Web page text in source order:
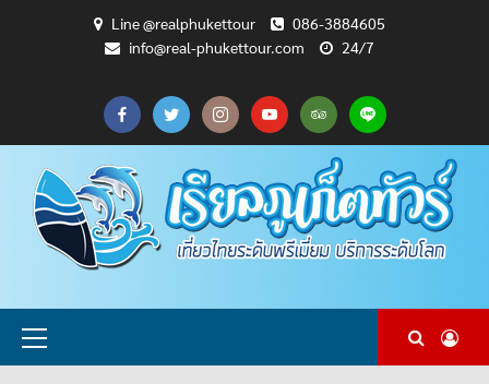
Line @realphukettour
086-3884605
info@real-phukettour.com
24/7
CART
CHECKOUT
MY
ACCOUNT
SAMPLE
PAGE
ทัวร์
ทั้งหมด
บทความ
ท่อง
เที่ยว
ยินดี
ต้อนรับ
สู่
PHUKET
TOUR
เกี่ยว
กับ
เรา
แพ็คเกจ
ทัวร์
ทั้งหมด
Primary